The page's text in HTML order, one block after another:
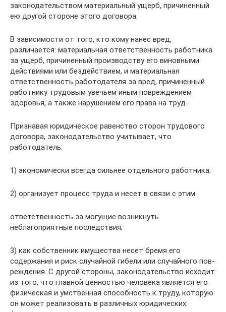
законодательством материальный ущерб, причине­нный
ею другой стороне этого договора.
В зависимости от того, кто кому нанес вред,
различается: материальная ответственность работника
за ущерб, причиненный производству его виновными
действиями или бездействием, и материальная
ответственность работодателя за вред, причиненный
работнику трудовым увечьем иным повреждением
здоровья, а также нарушением его права на труд.
Признавая юридическое равенство сторон трудового
договора, законодательство учитывает, что
работодатель:
1) эко­номически всегда сильнее отдельного работника;
2) организует процесс труда и несет в связи с этим
ответственность за могущие возникнуть
неблагоприятные последствия;
3) как собственник имущества несет бремя его
содержания и риск случайной гибели или случайного пов­
реждения. С другой стороны, законодательство исходит
из того, что главной ценностью человека является его
физическая и умственная способность к труду, которую
он может реализовать в различных юридических